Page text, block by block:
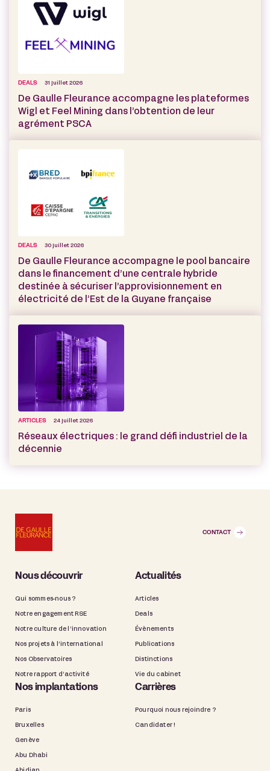
DEALS 31 juillet 2026
De Gaulle Fleurance accompagne les plateformes
Wigl et Feel Mining dans l’obtention de leur
agrément PSCA
DEALS 30 juillet 2026
De Gaulle Fleurance accompagne le pool bancaire
dans le financement d’une centrale hybride
destinée à sécuriser l’approvisionnement en
électricité de l’Est de la Guyane française
ARTICLES 24 juillet 2026
Réseaux électriques : le grand défi industriel de la
décennie
CONTACT
Nous découvrir
Qui sommes-nous ?
Notre engagement RSE
Notre culture de l’innovation
Nos projets à l’international
Nos Observatoires
Notre rapport d’activité
Actualités
Articles
Deals
Évènements
Publications
Distinctions
Vie du cabinet
Nos implantations
Paris
Bruxelles
Genève
Abu Dhabi
Carrières
Pourquoi nous rejoindre ?
Candidater !